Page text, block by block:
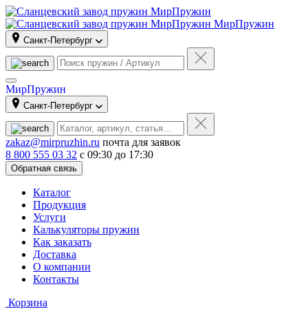
МирПружин
Санкт-Петербург
МирПружин
Санкт-Петербург
zakaz@mirpruzhin.ru почта для заявок
8 800 555 03 32 с 09:30 до 17:30
Обратная связь
Каталог
Продукция
Услуги
Калькуляторы пружин
Как заказать
Доставка
О компании
Контакты
Корзина